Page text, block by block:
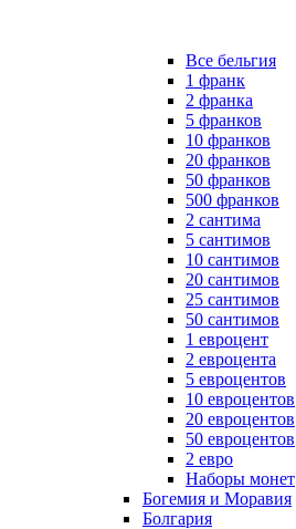
Все бельгия
1 франк
2 франка
5 франков
10 франков
20 франков
50 франков
500 франков
2 сантима
5 сантимов
10 сантимов
20 сантимов
25 сантимов
50 сантимов
1 евроцент
2 евроцента
5 евроцентов
10 евроцентов
20 евроцентов
50 евроцентов
2 евро
Наборы монет
Богемия и Моравия
Болгария